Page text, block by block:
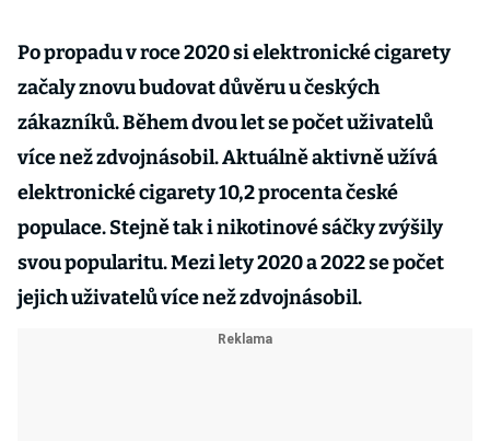
Po propadu v roce 2020 si elektronické cigarety
začaly znovu budovat důvěru u českých
zákazníků. Během dvou let se počet uživatelů
více než zdvojnásobil. Aktuálně aktivně užívá
elektronické cigarety 10,2 procenta české
populace. Stejně tak i nikotinové sáčky zvýšily
svou popularitu. Mezi lety 2020 a 2022 se počet
jejich uživatelů více než zdvojnásobil.